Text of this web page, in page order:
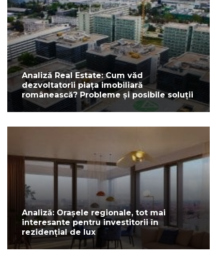
Analiză Real Estate: Cum văd
dezvoltatorii piața imobiliară
românească? Probleme și posibile soluții
Analiză: Orașele regionale, tot mai
interesante pentru investitorii în
rezidențial de lux